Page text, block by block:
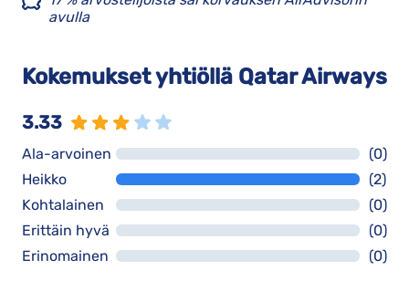
avulla
Kokemukset yhtiöllä Qatar Airways
3.33
Ala-arvoinen
(0)
Heikko
(2)
Kohtalainen
(0)
Erittäin hyvä
(0)
Erinomainen
(0)